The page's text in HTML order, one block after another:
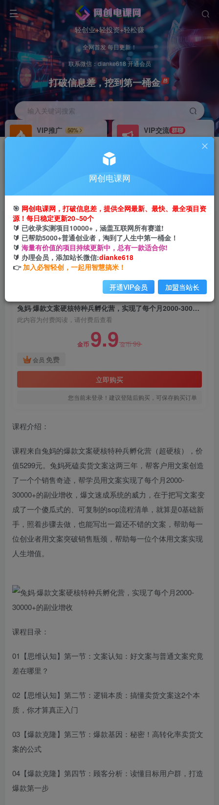
轻创业+轻投资+轻松赚
全网首发 每日更新！
联系微信：dianke618 开通会员
打破信息差，挖到第一桶金
输入关键词搜索
VIP推广
50%
VIP交流 群聊
研究探讨更多创业项目路子。
搭建同款网站，自己当老板
兔妈·爆款文案硬核特种兵孵化营，实现了每个月
2000-30000+的副业增收
网创电课网
2年前发布
1119 104
兔妈·爆款文案硬核特种兵孵化营，实现了每个月2000-30000+的副业增收
此内容为付费阅读，请付费后查看
金币 9.9金币99
会员 免费
立即购买
您当前未登录！建议登陆后购买，可保存购买订单
课程介绍：
课程来自兔妈的爆款文案硬核特种兵孵化营（超硬核），价
值5299元。兔妈死磕卖货文案这两三年，帮客户用文案创造
了一个个销售奇迹，帮学员用文案实现了每个月2000-
30000+的副业增收，爆文速成系统的威力，在于把写文案变
成了一个傻瓜式的、可复制的sop流程清单，就算是0基础新
手，照着步骤去做，也能写出一篇还不错的文案，帮助每一
位创业者用文案突破销售瓶颈，帮助每一位个体用文案实现
人生增值。
课程目录：
01【思维认知】第一节：文案认知：好文案与普通文案究竟
差在哪里？
02【思维认知】第二节：逻辑本质：搞懂卖货文案这2个本
质，你才算真正入门
03【爆款克隆】第三节：爆款基因：秘密！高转化率卖货文
案的公式
04【爆款克隆】第四节：顾客分析：读懂目标用户群，打造
爆款第一步
网创电课网
🎯 网创电课网，打破信息差，提供全网最新、最快、最全项目资
源！每日稳定更新20~50个
🔰 已收录实测项目10000+，涵盖互联网所有赛道!
🔰 已帮助5000+普通创业者，淘到了人生中第一桶金！
🔰 海量有价值的项目持续更新中，总有一款适合你!
🔰 办理会员，添加站长微信:dianke618
👉 加入必智轻创，一起用智慧搞米！
开通VIP会员 加盟当站长